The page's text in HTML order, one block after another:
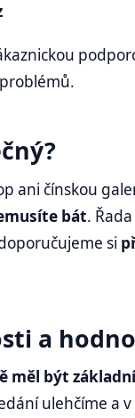
ani čínskou
bát.
si
a
měl být
ulehčíme a